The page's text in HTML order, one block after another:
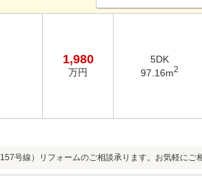
1,980
万円
5DK
97.16m2
号線）リフォームのご相談承ります。お気軽にご